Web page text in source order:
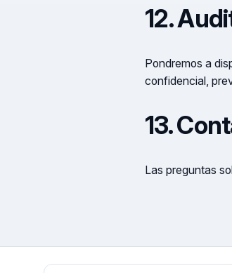
12.
Pondremos a
confidencial,
13.
Las preguntas